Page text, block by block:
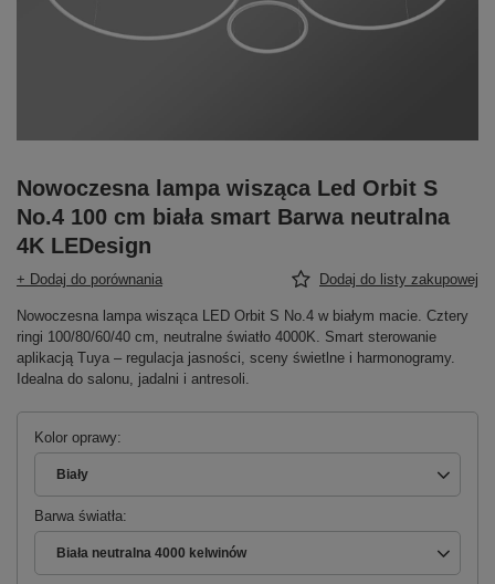
Nowoczesna lampa wisząca Led Orbit S
No.4 100 cm biała smart Barwa neutralna
4K LEDesign
+ Dodaj do porównania Dodaj do listy zakupowej
Nowoczesna lampa wisząca LED Orbit S No.4 w białym macie. Cztery
ringi 100/80/60/40 cm, neutralne światło 4000K. Smart sterowanie
aplikacją Tuya – regulacja jasności, sceny świetlne i harmonogramy.
Idealna do salonu, jadalni i antresoli.
Kolor oprawy
Biały
Barwa światła
Biała neutralna 4000 kelwinów